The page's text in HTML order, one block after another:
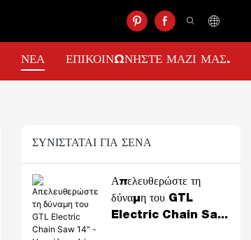
ΝΈΑ ΕΠΙΚΟΙΝΩΝΉΣΤΕ ΜΑΖΊ ΜΑΣ.
ΣΥΝΙΣΤΆΤΑΙ ΓΙΑ ΣΈΝΑ
Απελευθερώστε τη
δύναμη του GTL
Electric Chain Saw